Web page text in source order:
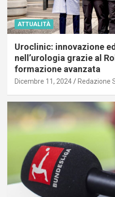
ATTUALITÀ
Uroclinic: innovazione
nell’urologia grazie al
formazione avanzata
Dicembre 11, 2024 Redazione